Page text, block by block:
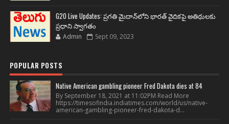
G20 Live Updates: ప్రగతి మైదాన్‌లోని భారత్ వైదికపై అతిథులకు
ప్రధాని స్వాగతం
Admin Sept 09, 2023
POPULAR POSTS
Native American gambling pioneer Fred Dakota dies at 84
By September 18, 2021 at 11:02PM Read More
https://timesofindia.indiatimes.com/world/us/native-
american-gambling-pioneer-fred-dakota-d...